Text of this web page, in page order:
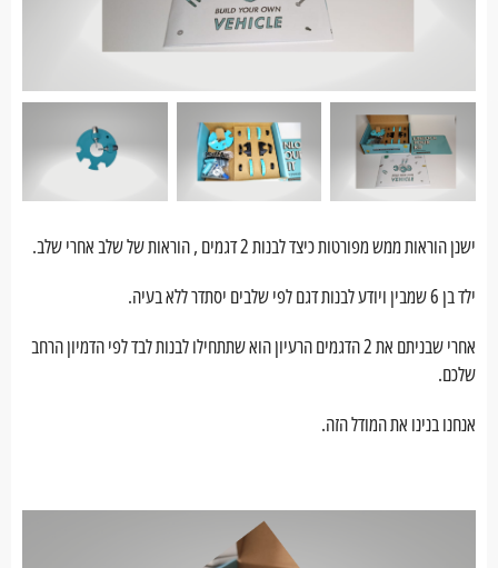
ישנן הוראות ממש מפורטות כיצד לבנות 2 דגמים , הוראות של שלב אחרי שלב.
ילד בן 6 שמבין ויודע לבנות דגם לפי שלבים יסתדר ללא בעיה.
אחרי שבניתם את 2 הדגמים הרעיון הוא שתתחילו לבנות לבד לפי הדמיון הרחב
שלכם.
אנחנו בנינו את המודל הזה.